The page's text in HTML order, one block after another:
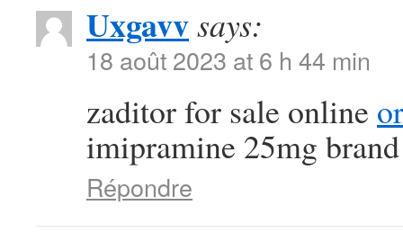
Uxgavvsays:
18 août 2023 at 6 h 44 min
zaditor for sale online
imipramine 25mg brand
Répondre